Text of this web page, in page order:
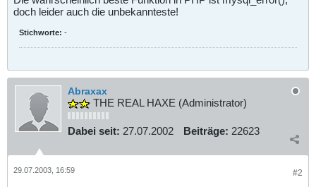
doch leider auch die unbekannteste!
Stichworte: -
Abraxax
THE REAL HAXE (Administrator)
Dabei seit: 27.07.2002 Beiträge: 22623
#2
29.07.2003, 16:59